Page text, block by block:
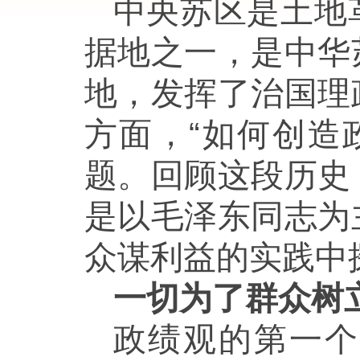
中央苏区是土
据地之一，是中
地，发挥了治国
方面，“如何创造
题。回顾这段历
是以毛泽东同志
众谋利益的实践
一切为了群众树
政绩观的第一